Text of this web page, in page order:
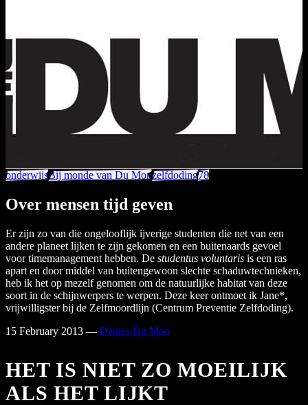
onderwijsBij monde van Du Monzelfdoding78
Over mensen tijd geven
Er zijn zo van die ongelooflijk ijverige studenten die net van een
andere planeet lijken te zijn gekomen en een buitenaards gevoel
voor timemanagement hebben. De studentus voluntaris is een ras
apart en door middel van buitengewoon slechte schaduwtechnieken,
heb ik het op mezelf genomen om de natuurlijke habitat van deze
soort in de schijnwerpers te werpen. Deze keer ontmoet ik Jane*,
vrijwilligster bij de Zelfmoordlijn (Centrum Preventie Zelfdoding).
15 February 2013 — Denies Du Mon
HET IS NIET ZO MOEILIJK
ALS HET LIJKT